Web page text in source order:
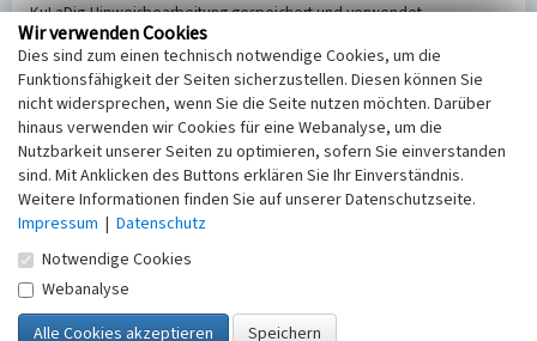
KuLaDig-Hinweisbearbeitung gespeichert und verwendet.
Selbstverständlich werden diese entsprechend der Vorschriften des
Telemediengesetzes, des Datenschutzgesetzes NRW und der seit
dem 25.05.2018 gültigen Europäischen Datenschutzgrundverordnung
(EU-DSGVO) vertraulich behandelt, beachten Sie bitte unsere
Hinweise zumDatenschutz
Nachricht
SicherheitsabfrageTragen Sie unten das Rechenergebnis aus der
Wir verwenden Cookies
Dies sind zum einen technisch notwendige Cookies, um die
Funktionsfähigkeit der Seiten sicherzustellen. Diesen können Sie
nicht widersprechen, wenn Sie die Seite nutzen möchten. Darüber
hinaus verwenden wir Cookies für eine Webanalyse, um die
Nutzbarkeit unserer Seiten zu optimieren, sofern Sie einverstanden
sind. Mit Anklicken des Buttons erklären Sie Ihr Einverständnis.
Weitere Informationen finden Sie auf unserer Datenschutzseite.
Impressum | Datenschutz
Notwendige Cookies
Webanalyse